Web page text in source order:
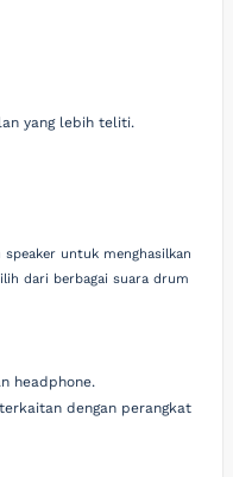
yang lebih teliti.
untuk menghasilkan
dari berbagai suara drum
headphone.
dengan perangkat